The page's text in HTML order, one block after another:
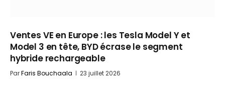
Ventes VE en Europe : les Tesla Model Y et
Model 3 en tête, BYD écrase le segment
hybride rechargeable
ParFaris Bouchaala 23 juillet 2026